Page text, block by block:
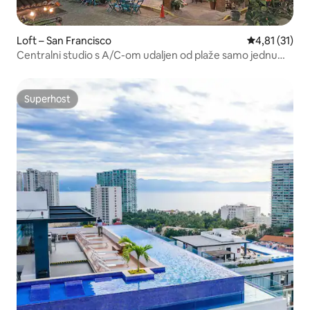
Loft – San Francisco Prosječna
4,81 (31)
Centralni studio s A/C-om udaljen od plaže samo jednu
Superhost
Superhost